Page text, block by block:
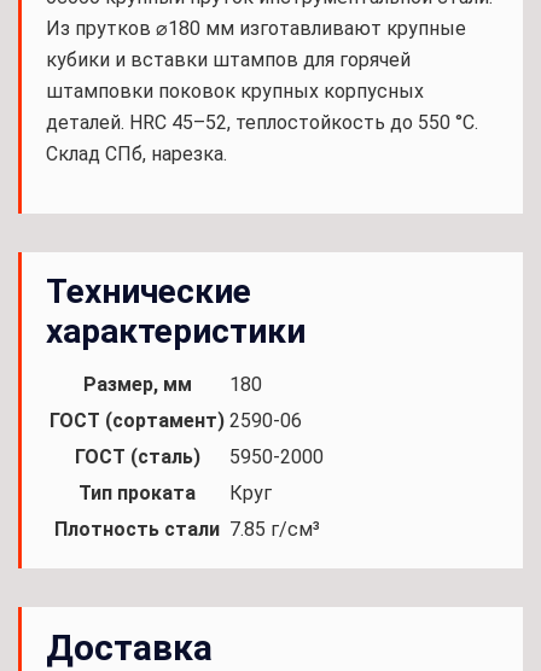
Из прутков ⌀180 мм изготавливают крупные
кубики и вставки штампов для горячей
штамповки поковок крупных корпусных
деталей. HRC 45–52, теплостойкость до 550 °С.
Склад СПб, нарезка.
Технические
характеристики
Размер, мм
180
ГОСТ (сортамент) 2590-06
ГОСТ (сталь)
5950-2000
Тип проката
Круг
Плотность стали 7.85 г/см³
Доставка